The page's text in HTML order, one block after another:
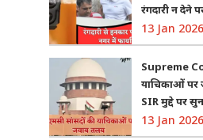
रंगदारी न देने
13 Jan
Supreme
याचिकाओं पर
SIR मुद्दे पर
13 Jan